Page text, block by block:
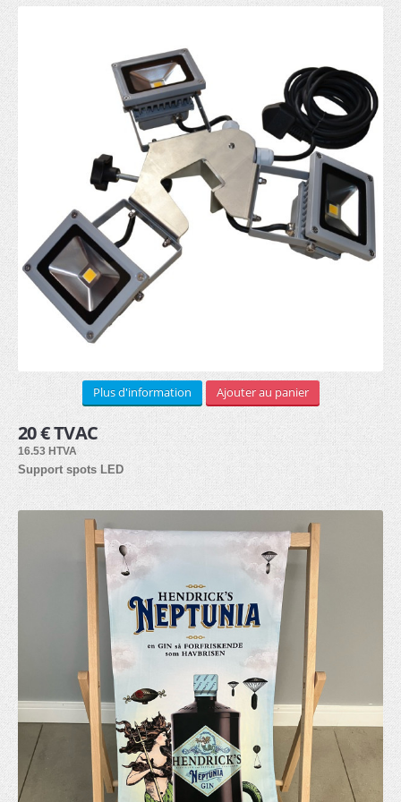
Sur mesure (1)
Bannière pourtour toit (5)
Demi mur imprimé (3)
RECTO (5)
RECTO VERSO (3)
Arches gonflables (1)
Barrière publicitaire
Armature (3)
Bâche PVC (6)
Impression
Bâche PVC (6)
Autocollants (3)
Tissu (3)
Panneau alvéolaire (3)
PVC Forex (8)
Dibond (2)
Plexiglass (2)
ACCESSOIRES
Lests (3)
Eclairage (2)
Plus d'information Ajouter au panier
20 € TVAC
16.53 HTVA
Support spots LED